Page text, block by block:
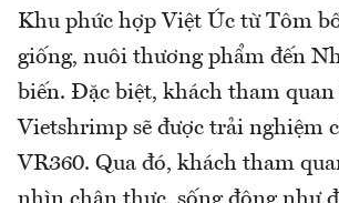
Khu phức hợp Việt Úc từ Tôm
giống, nuôi thương phẩm đến
biến. Đặc biệt, khách tham
Vietshrimp sẽ được trải nghiệm
VR360. Qua đó, khách tham